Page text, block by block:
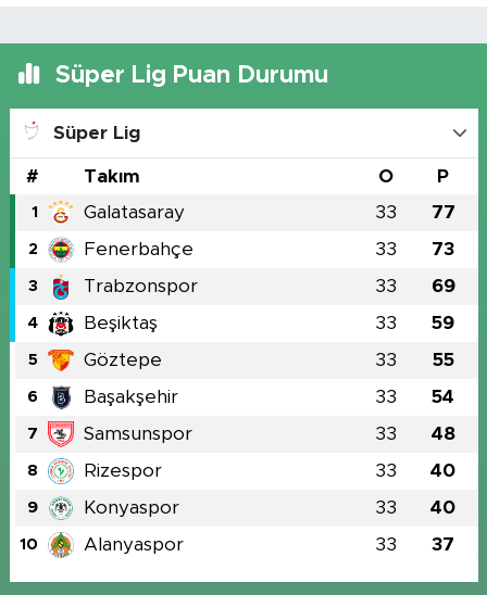
Süper Lig Puan Durumu
Süper Lig
# Takım O P
1 Galatasaray 33 77
2 Fenerbahçe 33 73
3 Trabzonspor 33 69
4 Beşiktaş 33 59
5 Göztepe 33 55
6 Başakşehir 33 54
7 Samsunspor 33 48
8 Rizespor 33 40
9 Konyaspor 33 40
10 Alanyaspor 33 37